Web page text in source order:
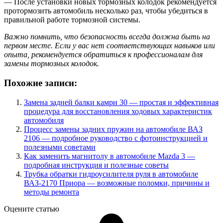
— После установки новых тормозных колодок рекомендуется
протормозить автомобиль несколько раз, чтобы убедиться в
правильной работе тормозной системы.
Важно помнить, что безопасность всегда должна быть на
первом месте. Если у вас нет соответствующих навыков или
опыта, рекомендуется обратиться к профессионалам для
замены тормозных колодок.
Похожие записи:
Замена задней балки камри 30 — простая и эффективная
процедура для восстановления ходовых характеристик
автомобиля
Процесс замены задних пружин на автомобиле ВАЗ
2106 — подробное руководство с фотоинструкцией и
полезными советами
Как заменить магнитолу в автомобиле Mazda 3 —
подробная инструкция и полезные советы
Трубка обратки гидроусилителя руля в автомобиле
ВАЗ-2170 Приора — возможные поломки, причины и
методы ремонта
Оцените статью